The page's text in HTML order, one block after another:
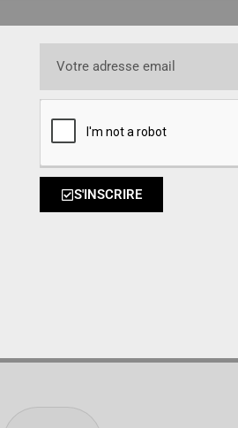
S'INSCRIRE